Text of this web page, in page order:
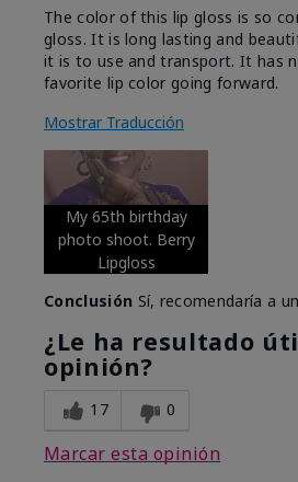
The color of this lip gloss is so
gloss. It is long lasting and
it is to use and transport. It has
favorite lip color going forward.
Mostrar Traducción
My 65th birthday
photo shoot. Berry
Lipgloss
Conclusión Sí, recomendaría a
¿Le ha resultado
opinión?
17 0
Marcar esta opinión